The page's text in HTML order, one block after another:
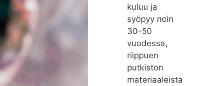
kuluu ja
syöpyy noin
30-50
vuodessa,
riippuen
putkiston
materiaaleista